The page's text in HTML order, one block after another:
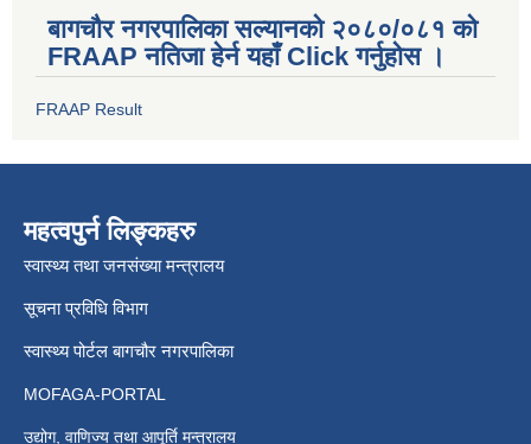
बागचौर नगरपालिका सल्यानको २०८०/०८१ को
FRAAP नतिजा हेर्न यहाँ Click गर्नुहोस ।
FRAAP Result
महत्वपुर्न लिङ्कहरु
स्वास्थ्य तथा जनसंख्या मन्त्रालय
सूचना प्रविधि विभाग
स्वास्थ्य पोर्टल बागचौर नगरपालिका
MOFAGA-PORTAL
उद्योग, वाणिज्य तथा आपूर्ति मन्त्रालय